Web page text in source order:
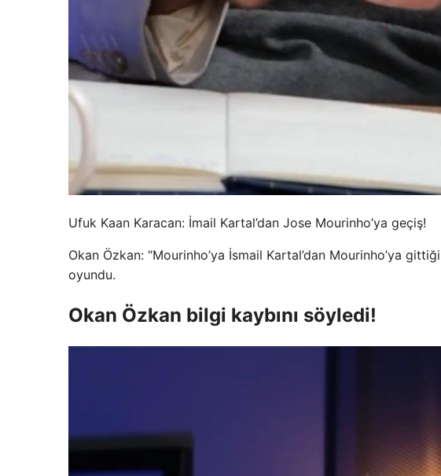
Ufuk Kaan Karacan: İmail Kartal’dan Jose Mourinho’ya geçiş!
Okan Özkan: “Mourinho’ya İsmail Kartal’dan Mourinho’ya
oyundu.
Okan Özkan bilgi kaybını söyledi!